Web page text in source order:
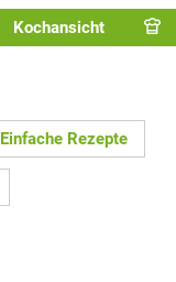
Kochansicht
Einfache Rezepte